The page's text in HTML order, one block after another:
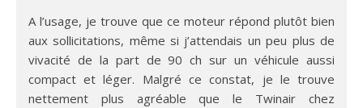
A l’usage, je trouve que ce moteur répond plutôt bien
aux sollicitations, même si j’attendais un peu plus de
vivacité de la part de 90 ch sur un véhicule aussi
compact et léger. Malgré ce constat, je le trouve
nettement plus agréable que le Twinair chez